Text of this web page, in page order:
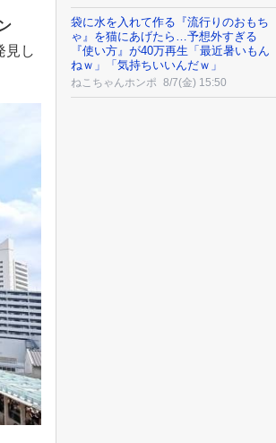
見し
袋に水を入れて作る『流行りのおもち
ゃ』を猫にあげたら…予想外すぎる
『使い方』が40万再生「最近暑いもん
ねｗ」「気持ちいいんだｗ」
ねこちゃんホンポ 8/7(金) 15:50